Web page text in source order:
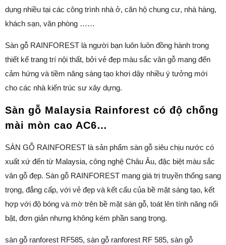
dụng nhiều tại các công trình nhà ở, căn hộ chung cư, nhà hàng,
khách sạn, văn phòng ……
Sàn gỗ RAINFOREST là người bạn luôn luôn đồng hành trong
thiết kế trang trí nội thất, bởi vẻ đẹp màu sắc vân gỗ mang đến
cảm hứng và tiềm năng sáng tạo khơi dậy nhiều ý tưởng mới
cho các nhà kiến trúc sư xây dựng.
Sàn gỗ Malaysia Rainforest có độ chống
mài mòn cao AC6…
SÀN GỖ RAINFOREST là sản phẩm sàn gỗ siêu chịu nước có
xuất xứ đến từ Malaysia, công nghệ Châu Âu, đặc biệt màu sắc
vân gỗ đẹp. Sàn gỗ RAINFOREST mang giá trị truyền thống sang
trọng, đẳng cấp, với vẻ đẹp và kết cấu của bề mặt sáng tạo, kết
hợp với độ bóng và mờ trên bề mặt sàn gỗ, toát lên tính năng nổi
bật, đơn giản nhưng không kém phần sang trọng.
sàn gỗ ranforest RF585, sàn gỗ ranforest RF 585, sàn gỗ